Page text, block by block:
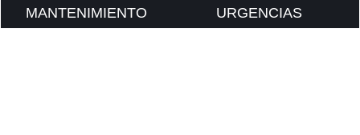
MANTENIMIENTO
URGENCIAS